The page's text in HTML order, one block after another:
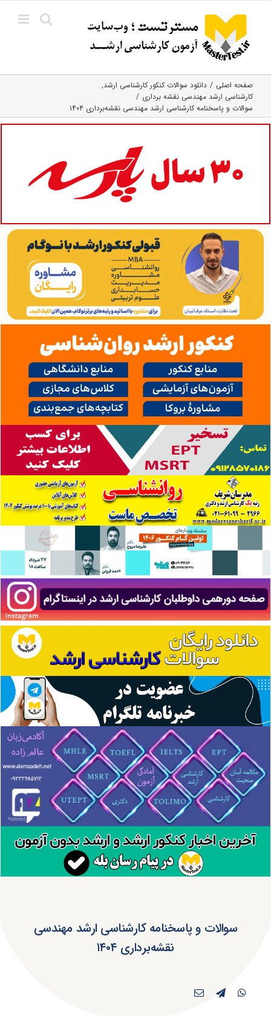
content
صفحه اصلی
دانلود سوالات کنکور کارشناسی ارشد
کارشناسی ارشد مهندسی نقشه برداری
سوالات و پاسخنامه کارشناسی ارشد مهندسی نقشه‌برداری ۱۴۰۴
سوالات و پاسخنامه کارشناسی ارشد مهندسی
نقشه‌برداری ۱۴۰۴